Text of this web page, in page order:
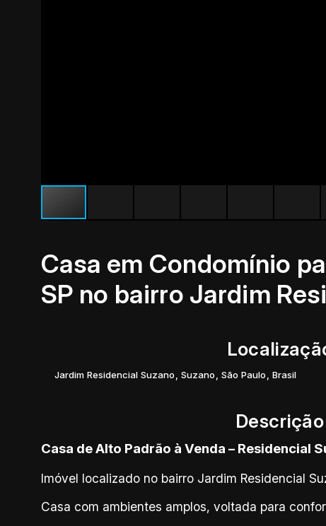
Casa em Condomínio
SP no bairro Jardim
Jardim Residencial Suzano Suzano São Paulo Brasil
Casa de Alto Padrão à Venda – Residencial
Imóvel localizado no bairro Jardim Residencial
Casa com ambientes amplos, voltada para